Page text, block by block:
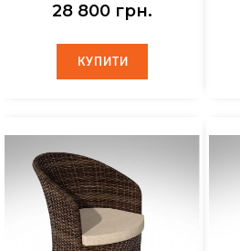
28 800 грн.
КУПИТИ
КУПИТИ